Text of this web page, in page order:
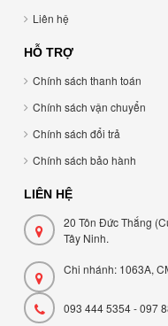
Liên hệ
HỖ TRỢ
Chính sách thanh toán
Chính sách vận chuyển
Chính sách đổi trả
Chính sách bảo hành
LIÊN HỆ
20 Tôn Đức Thắng
Tây Ninh.
Chi nhánh: 1063A,
093 444 5354 - 097